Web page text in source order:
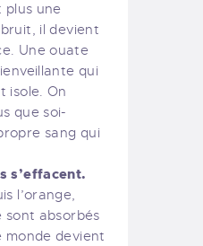
plus une
il devient
Une ouate
qui
isole. On
que soi-
sang qui
s’effacent.
l’orange,
sont absorbés
monde devient